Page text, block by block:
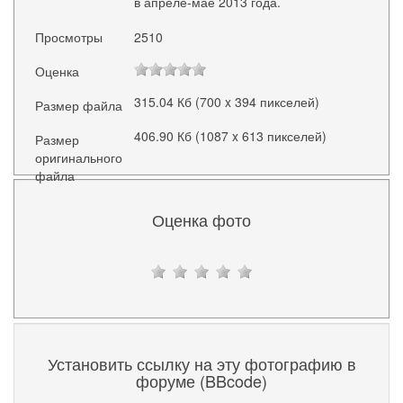
Просмотры
2510
Оценка
Размер файла
315.04 Кб (700 x 394 пикселей)
Размер
оригинального
файла
406.90 Кб (1087 x 613 пикселей)
Оценка фото
Установить ссылку на эту фотографию в
форуме (BBcode)